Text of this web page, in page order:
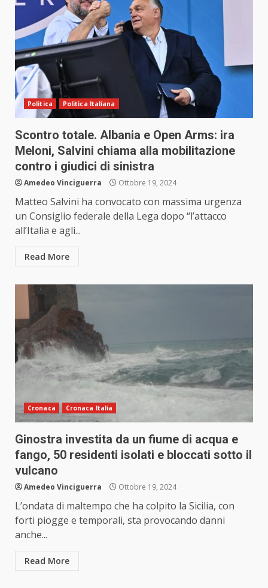
Politica Politica Italiana
Scontro totale. Albania e Open Arms: ira
Meloni, Salvini chiama alla mobilitazione
contro i giudici di sinistra
Amedeo Vinciguerra Ottobre 19, 2024
Matteo Salvini ha convocato con massima urgenza
un Consiglio federale della Lega dopo “l’attacco
all’Italia e agli...
Read More
Cronaca Cronaca Italia
Ginostra investita da un fiume di acqua e
fango, 50 residenti isolati e bloccati sotto il
vulcano
Amedeo Vinciguerra Ottobre 19, 2024
L’ondata di maltempo che ha colpito la Sicilia, con
forti piogge e temporali, sta provocando danni
anche...
Read More